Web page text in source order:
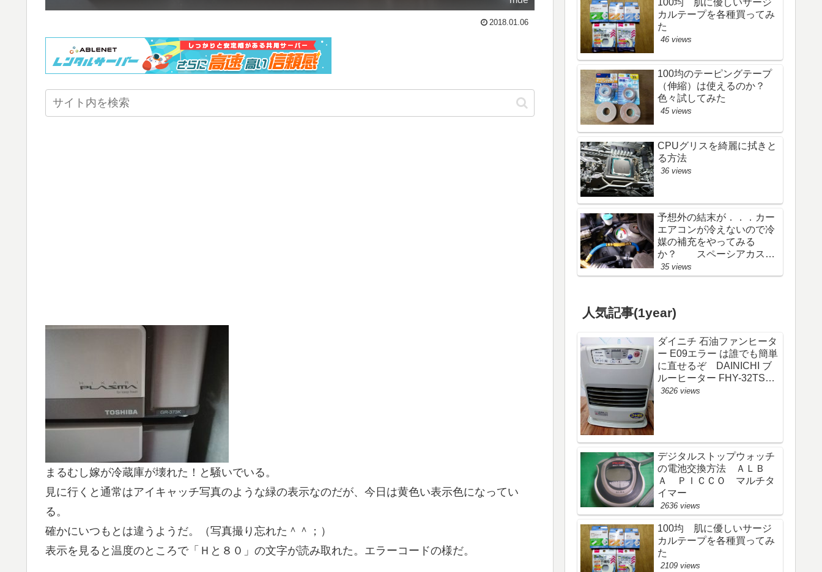
2018.01.06
まるむし嫁が冷蔵庫が壊れた！と騒いでいる。
見に行くと通常はアイキャッチ写真のような緑の表示なのだが、今日は黄色い表示色になってい
る。
確かにいつもとは違うようだ。（写真撮り忘れた＾＾；）
表示を見ると温度のところで「Ｈと８０」の文字が読み取れた。エラーコードの様だ。
100均 肌に優しいサージ
カルテープを各種買ってみ
た
46 views
100均のテーピングテープ
（伸縮）は使えるのか？
色々試してみた
45 views
CPUグリスを綺麗に拭きと
る方法
36 views
予想外の結末が．．．カー
エアコンが冷えないので冷
媒の補充をやってみる
か？ スペーシアカスタ
ム
35 views
人気記事(1year)
ダイニチ 石油ファンヒータ
ー E09エラー は誰でも簡単
に直せるぞ DAINICHI ブ
ルーヒーター FHY-32TS6
(FW-325S)
3626 views
デジタルストップウォッチ
の電池交換方法 ＡＬＢ
Ａ ＰＩＣＣＯ マルチタ
イマー
2636 views
100均 肌に優しいサージ
カルテープを各種買ってみ
た
2109 views